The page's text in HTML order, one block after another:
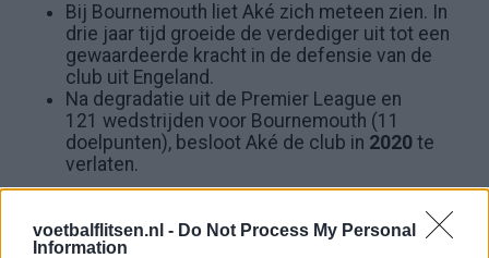
voetbalflitsen.nl - Do Not Process My Personal
Information
Bij Bournemouth liet Aké zich meteen zien. In
drie jaar tijd groeide de verdediger uit tot een
gewaardeerde kracht in de defensie van de
club uit Engeland.
Na degradatie uit de Premier League en
121 wedstrijden voor Bournemouth (11
doelpunten), besloot Aké de club in 2020 te
verlaten.